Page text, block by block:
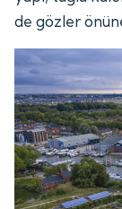
de gözler